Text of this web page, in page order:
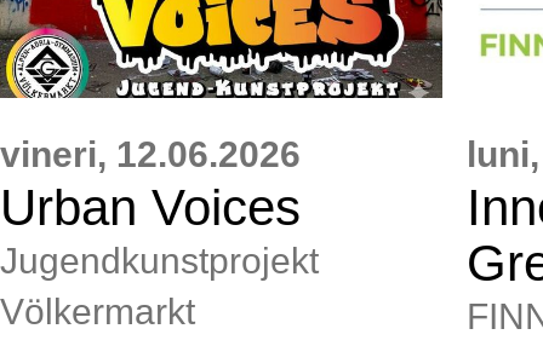
vineri, 12.06.2026
Urban Voices
Jugendkunstprojekt
Völkermarkt
luni,